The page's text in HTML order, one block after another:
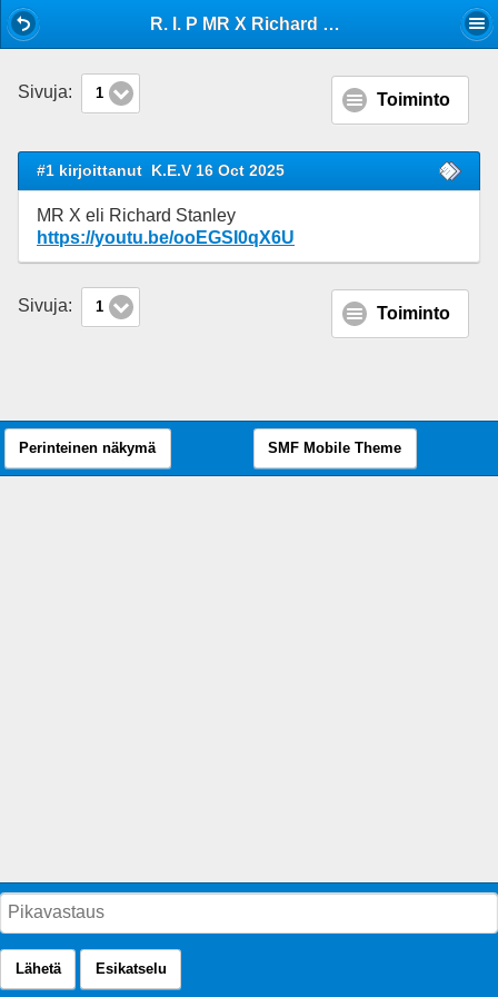
R. I. P MR X Richard Stanley
Sivuja: 1 Toiminto
#1 kirjoittanut K.E.V 16 Oct 2025
MR X eli Richard Stanley
https://youtu.be/ooEGSI0qX6U
Sivuja: 1 Toiminto
Lähetä Esikatselu
Perinteinen näkymä SMF Mobile Theme